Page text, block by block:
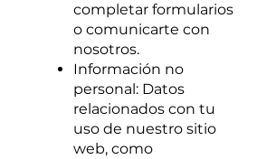
completar formularios
o comunicarte con
nosotros.
Información no
personal: Datos
relacionados con tu
uso de nuestro sitio
web, como